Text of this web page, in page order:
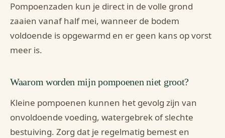
Pompoenzaden kun je direct in de volle grond
zaaien vanaf half mei, wanneer de bodem
voldoende is opgewarmd en er geen kans op vorst
meer is.
Waarom worden mijn pompoenen niet groot?
Kleine pompoenen kunnen het gevolg zijn van
onvoldoende voeding, watergebrek of slechte
bestuiving. Zorg dat je regelmatig bemest en